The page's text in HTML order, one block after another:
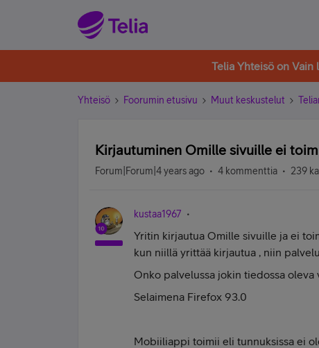
Telia Yhteisö on Vain
Yhteisö Foorumin etusivu Muut keskustelut
Kirjautuminen Omille sivuille ei
Forum|Forum|4 years ago 4 kommenttia 239
kustaa1967
Yritin kirjautua Omille sivuille ja ei
kun niillä yrittää kirjautua , niin
Onko palvelussa jokin tiedossa oleva
Selaimena Firefox 93.0
Mobiiliappi toimii eli tunnuksissa ei